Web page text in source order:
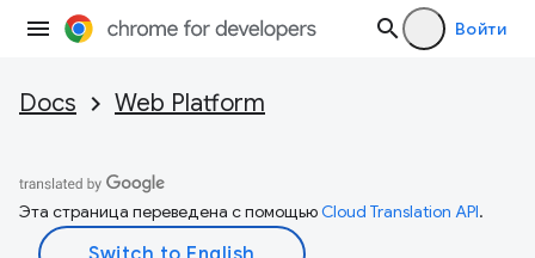
Войти
Docs Web Platform
Эта страница переведена с помощьюCloud Translation API.